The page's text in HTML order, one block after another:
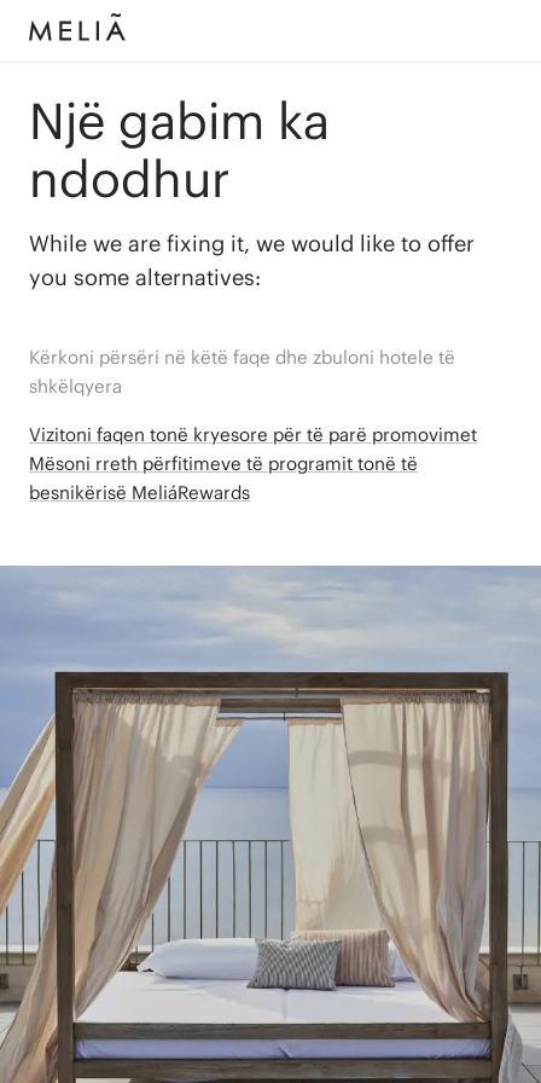
Një gabim ka
ndodhur
While we are fixing it, we would like to offer
you some alternatives:
Kërkoni përsëri në këtë faqe dhe zbuloni hotele të
shkëlqyera
Vizitoni faqen tonë kryesore për të parë promovimet
Mësoni rreth përfitimeve të programit tonë të
besnikërisë MeliáRewards